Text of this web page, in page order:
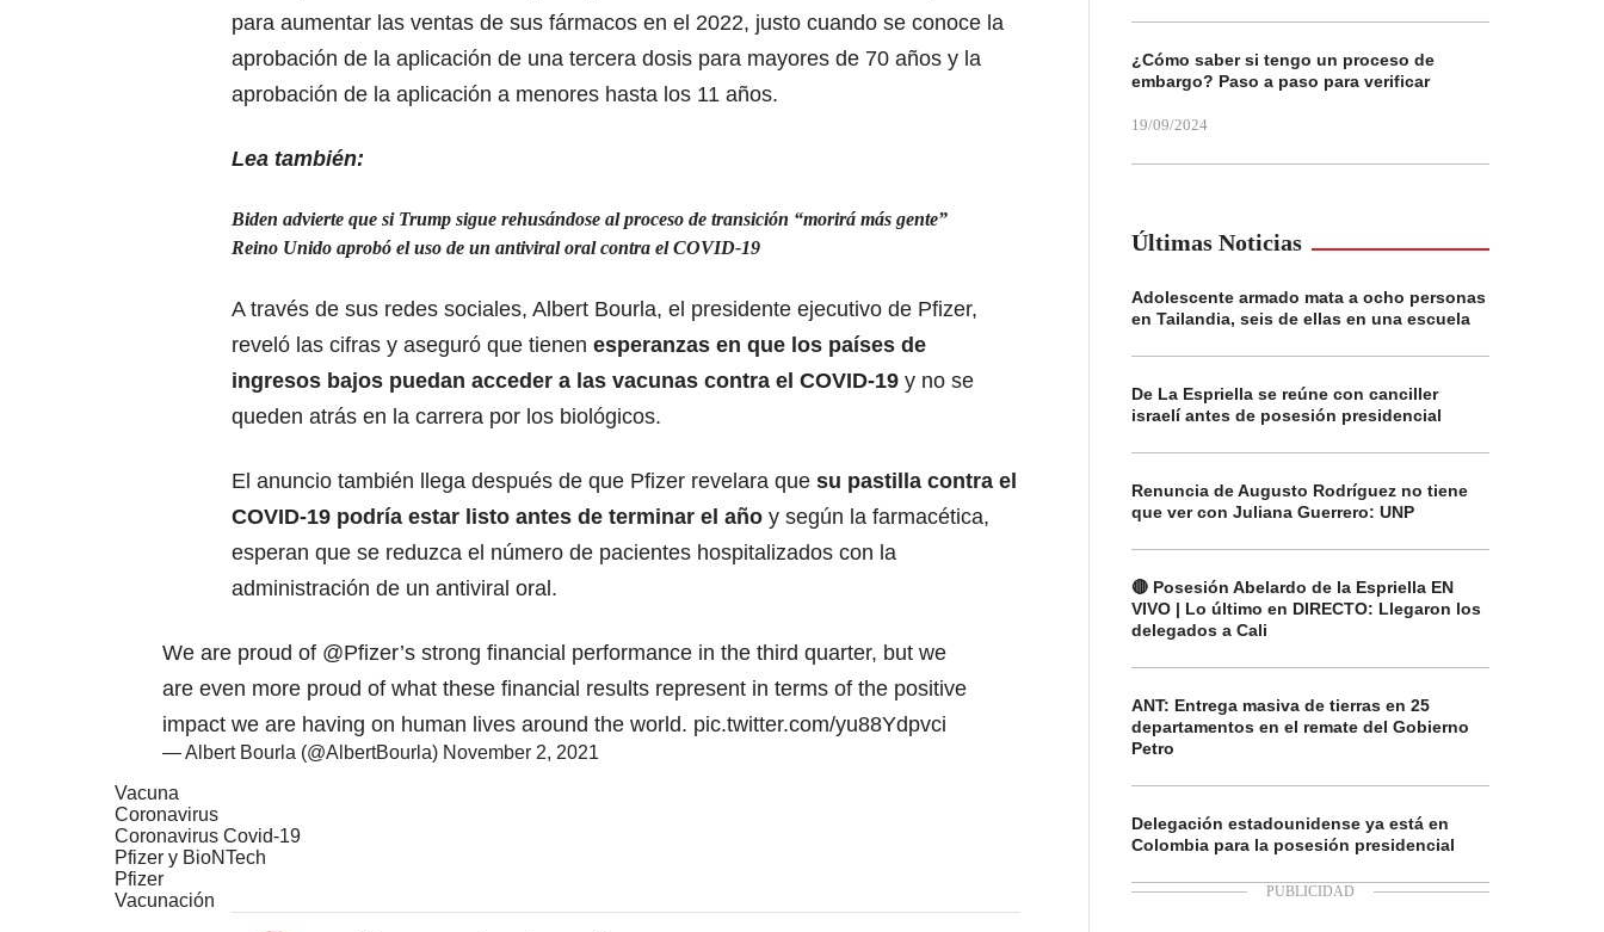
para aumentar las ventas de sus fármacos en el 2022, justo cuando se conoce la
aprobación de la aplicación de una tercera dosis para mayores de 70 años y la
aprobación de la aplicación a menores hasta los 11 años.
Lea también:
Biden advierte que si Trump sigue rehusándose al proceso de transición “morirá más gente”
Reino Unido aprobó el uso de un antiviral oral contra el COVID-19
A través de sus redes sociales, Albert Bourla, el presidente ejecutivo de Pfizer,
reveló las cifras y aseguró que tienen esperanzas en que los países de
ingresos bajos puedan acceder a las vacunas contra el COVID-19 y no se
queden atrás en la carrera por los biológicos.
El anuncio también llega después de que Pfizer revelara que su pastilla contra el
COVID-19 podría estar listo antes de terminar el año y según la farmacética,
esperan que se reduzca el número de pacientes hospitalizados con la
administración de un antiviral oral.
We are proud of @Pfizer’s strong financial performance in the third quarter, but we
are even more proud of what these financial results represent in terms of the positive
impact we are having on human lives around the world. pic.twitter.com/yu88Ydpvci
— Albert Bourla (@AlbertBourla) November 2, 2021
Vacuna
Coronavirus
Coronavirus Covid-19
Pfizer y BioNTech
Pfizer
Vacunación
¿Cómo saber si tengo un proceso de
embargo? Paso a paso para verificar
19/09/2024
Últimas Noticias
Adolescente armado mata a ocho personas
en Tailandia, seis de ellas en una escuela
De La Espriella se reúne con canciller
israelí antes de posesión presidencial
Renuncia de Augusto Rodríguez no tiene
que ver con Juliana Guerrero: UNP
🔴 Posesión Abelardo de la Espriella EN
VIVO | Lo último en DIRECTO: Llegaron los
delegados a Cali
ANT: Entrega masiva de tierras en 25
departamentos en el remate del Gobierno
Petro
Delegación estadounidense ya está en
Colombia para la posesión presidencial